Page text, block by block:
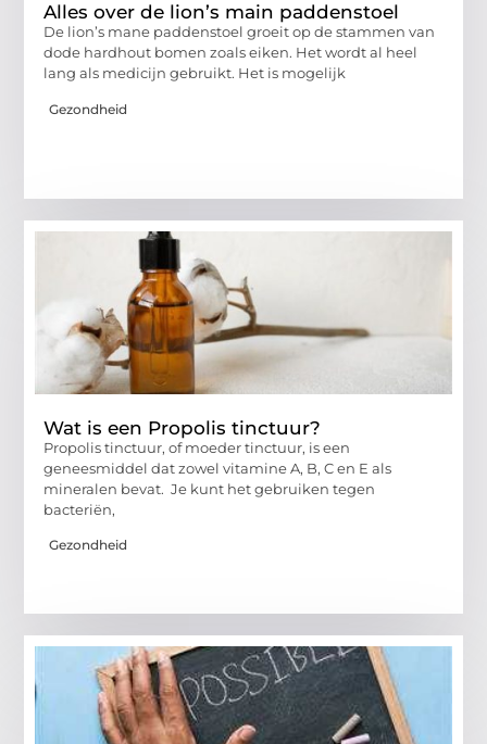
Alles over de lion’s main paddenstoel
De lion’s mane paddenstoel groeit op de stammen van
dode hardhout bomen zoals eiken. Het wordt al heel
lang als medicijn gebruikt. Het is mogelijk
Gezondheid
Wat is een Propolis tinctuur?
Propolis tinctuur, of moeder tinctuur, is een
geneesmiddel dat zowel vitamine A, B, C en E als
mineralen bevat. Je kunt het gebruiken tegen
bacteriën,
Gezondheid